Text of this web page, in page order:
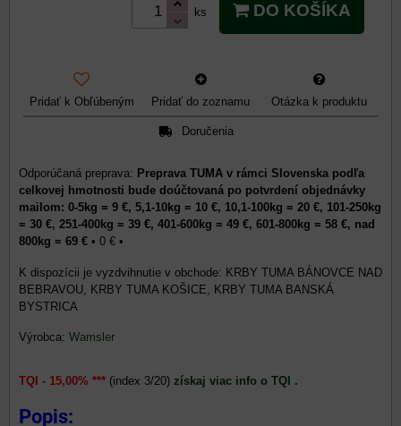
ks DO KOŠÍKA
Pridať k Obľúbeným Pridať do zoznamu Otázka k produktu
Doručenia
Preprava TUMA v rámci Slovenska podľa
celkovej hmotnosti bude doúčtovaná po potvrdení objednávky
mailom: 0-5kg = 9 €, 5,1-10kg = 10 €, 10,1-100kg = 20 €, 101-250kg
= 30 €, 251-400kg = 39 €, 401-600kg = 49 €, 601-800kg = 58 €, nad
800kg = 69 € • 0 € •
KRBY TUMA BÁNOVCE NAD
BEBRAVOU, KRBY TUMA KOŠICE, KRBY TUMA BANSKÁ
BYSTRICA
Výrobca: Wamsler
TQI - 15,00% *** (index 3/20) získaj viac info o TQI .
Popis: